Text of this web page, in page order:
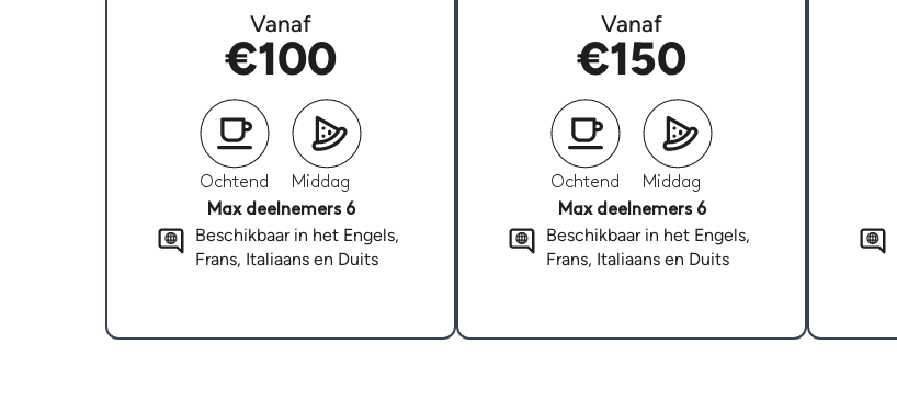
Vanaf
€100
Ochtend
Middag
Max deelnemers 6
Beschikbaar in het Engels,
Frans, Italiaans en Duits
Vanaf
€150
Ochtend
Middag
Max deelnemers 6
Beschikbaar in het Engels,
Frans, Italiaans en Duits